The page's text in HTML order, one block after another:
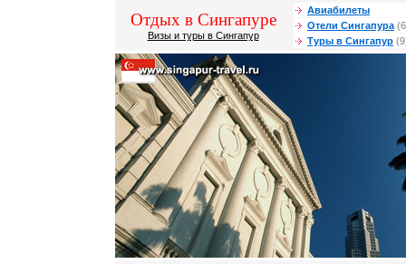
Отдых в Сингапуре
Визы и туры в Сингапур
Авиабилеты
Отели Сингапура
Туры в Сингапур